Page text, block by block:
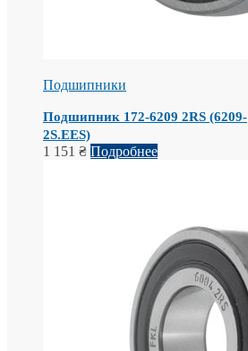
Подшипники
Подшипник 172-6209 2RS (6209-
2S.EES)
1 151 ₴ Подробнее